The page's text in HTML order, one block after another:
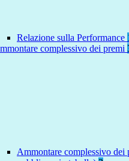
Relazione sulla Performance
complessivo dei premi
Ammontare complessivo dei